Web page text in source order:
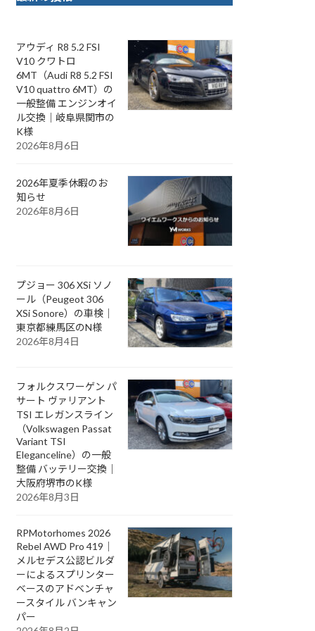
アウディ R8 5.2 FSI
V10 クワトロ
6MT（Audi R8 5.2 FSI
V10 quattro 6MT）の
一般整備 エンジンオイ
ル交換｜岐阜県関市の
K様
2026年8月6日
2026年夏季休暇のお
知らせ
2026年8月6日
プジョー 306 XSi ソノ
ール（Peugeot 306
XSi Sonore）の車検｜
東京都練馬区のN様
2026年8月4日
フォルクスワーゲン パ
サート ヴァリアント
TSI エレガンスライン
（Volkswagen Passat
Variant TSI
Eleganceline）の一般
整備 バッテリー交換｜
大阪府堺市のK様
2026年8月3日
RPMotorhomes 2026
Rebel AWD Pro 419｜
メルセデス公認ビルダ
ーによるスプリンター
ベースのアドベンチャ
ースタイル バンキャン
パー